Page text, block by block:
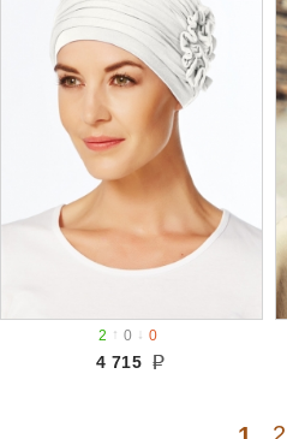
2 ↑0 ↓0
4 715